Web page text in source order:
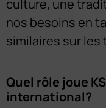
culture, une
nos besoins en
similaires sur
Quel rôle joue
international?